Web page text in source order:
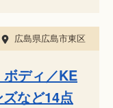
広島県広島市東区
ディ／KE
など14点